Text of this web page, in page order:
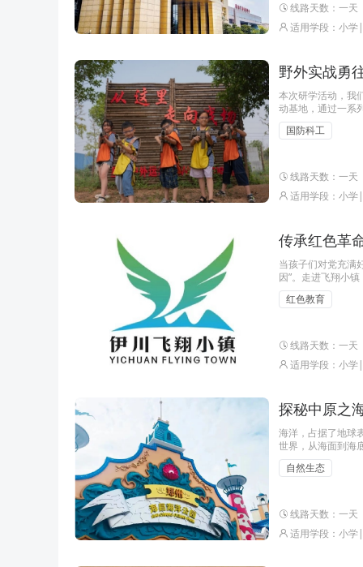
线路天数：一天
适用学段：小
野外实战勇
本次研学活动，我
动基地，通过一系
技馆，同学们将
国防科工
线路天数：一天
适用学段：小
传承红色革
当孩子们对党充满
因”。走进飞翔小
共产党建立初步
精神，从而培养
红色教育
线路天数：一天
适用学段：小
探秘中原之
海洋，占据了地球
世界，从海面到海
调皮吗？让我们走
于海洋的问题去
自然生态
线路天数：一天
适用学段：小